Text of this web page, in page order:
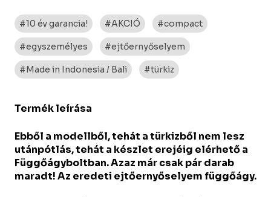
#10 év garancia! #AKCIÓ #compact
#egyszemélyes #ejtőernyőselyem
#Made in Indonesia / Bali #türkiz
Termék leírása
Ebből a modellből, tehát a türkizből nem lesz
utánpótlás, tehát a készlet erejéig elérhető a
Függőágyboltban. Azaz már csak pár darab
maradt! Az eredeti ejtőernyőselyem függőágy.